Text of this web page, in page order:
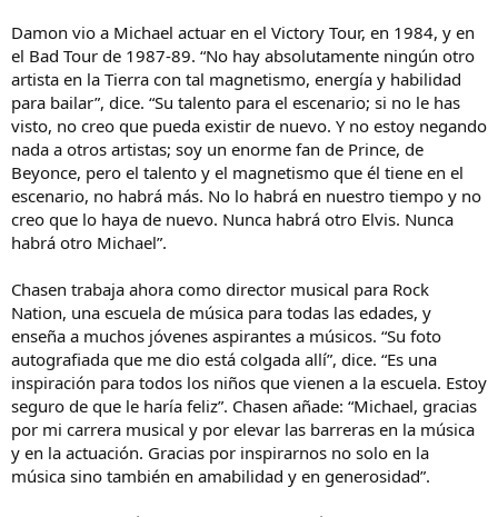
Damon vio a Michael actuar en el Victory Tour, en 1984, y en
el Bad Tour de 1987-89. “No hay absolutamente ningún otro
artista en la Tierra con tal magnetismo, energía y habilidad
para bailar”, dice. “Su talento para el escenario; si no le has
visto, no creo que pueda existir de nuevo. Y no estoy negando
nada a otros artistas; soy un enorme fan de Prince, de
Beyonce, pero el talento y el magnetismo que él tiene en el
escenario, no habrá más. No lo habrá en nuestro tiempo y no
creo que lo haya de nuevo. Nunca habrá otro Elvis. Nunca
habrá otro Michael”.
Chasen trabaja ahora como director musical para Rock
Nation, una escuela de música para todas las edades, y
enseña a muchos jóvenes aspirantes a músicos. “Su foto
autografiada que me dio está colgada allí”, dice. “Es una
inspiración para todos los niños que vienen a la escuela. Estoy
seguro de que le haría feliz”. Chasen añade: “Michael, gracias
por mi carrera musical y por elevar las barreras en la música
y en la actuación. Gracias por inspirarnos no solo en la
música sino también en amabilidad y en generosidad”.